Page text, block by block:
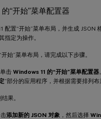
“开始”菜单配置器
配置“开始”菜单布局，并生成 JSON
指定为操作。
始”菜单布局，请完成以下步骤。
击 Windows 11 的“开始”菜单配置器
”部分的应用程序，并根据需要排列布
果。
添加新的 JSON 对象 ，然后选择